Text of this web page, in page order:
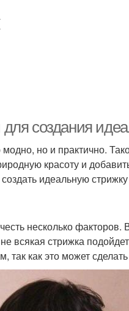
создания
но и практично.
красоту и
идеальную
несколько
всякая стрижка
так как это может